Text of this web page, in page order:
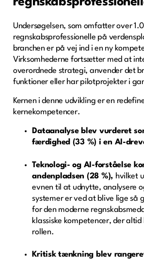
Undersøgelsen, som omfatter over
regnskabsprofessionelle på
branchen er på vej ind i en ny
Virksomhederne fortsætter med at
overordnede strategi, anvender det
funktioner eller har pilotprojekter i
Kernen i denne udvikling er en
kernekompetencer.
Dataanalyse blev vurderet
færdighed (33 %) i en AI-
Teknologi- og AI-forståelse
andenpladsen (28 %), hvilket
evnen til at udnytte, analysere
systemer er ved at blive lige så
for den moderne
klassiske kompetencer, der
rollen.
Kritisk tænkning blev